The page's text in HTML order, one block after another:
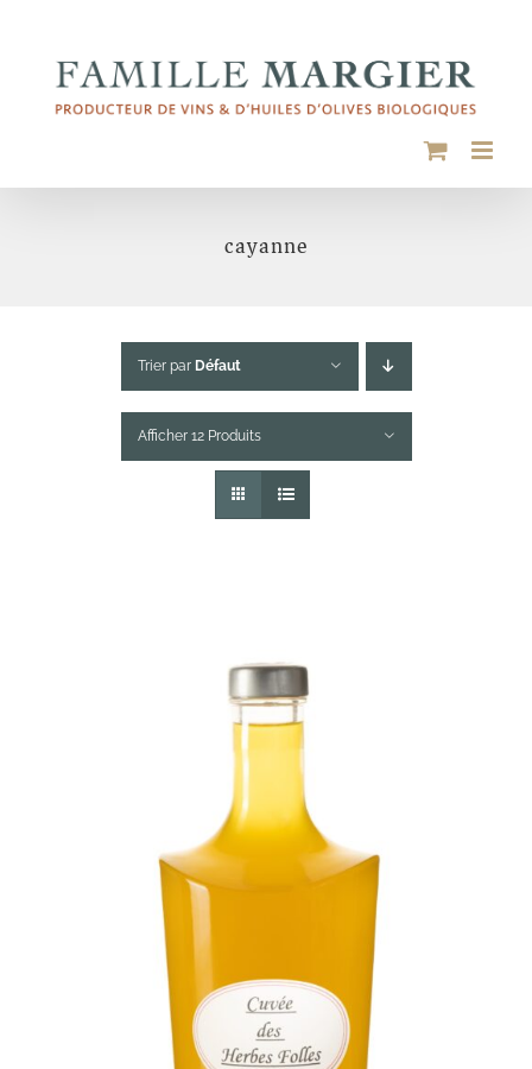
contenu
cayanne
Trier par Défaut
Afficher 12 Produits